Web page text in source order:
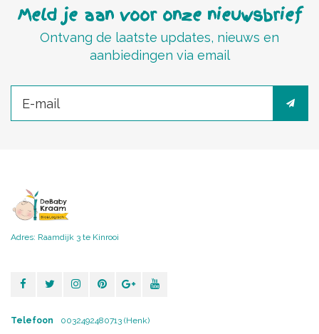
Meld je aan voor onze nieuwsbrief
Ontvang de laatste updates, nieuws en
aanbiedingen via email
Adres: Raamdijk 3 te Kinrooi
Telefoon
0032492480713 (Henk)